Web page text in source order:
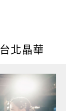
台北晶華